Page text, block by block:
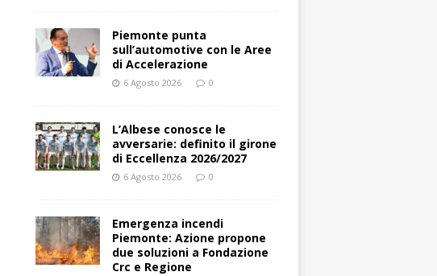
Piemonte punta
sull’automotive con le Aree
di Accelerazione
6 Agosto 2026 0
L’Albese conosce le
avversarie: definito il girone
di Eccellenza 2026/2027
6 Agosto 2026 0
Emergenza incendi
Piemonte: Azione propone
due soluzioni a Fondazione
Crc e Regione